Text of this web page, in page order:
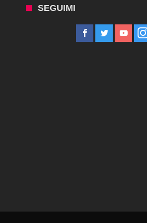
SEGUIMI